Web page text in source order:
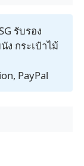
รับรอง
ง กระเป๋าไม้
PayPal